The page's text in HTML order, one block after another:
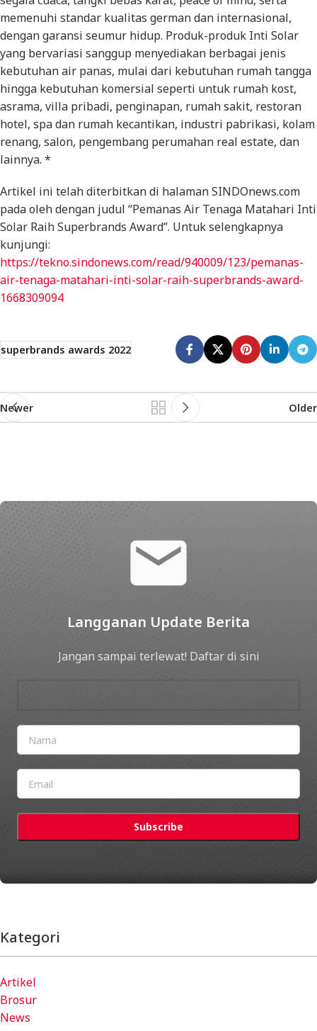
memenuhi standar kualitas german dan internasional,
dengan garansi seumur hidup. Produk-produk Inti Solar
yang bervariasi sanggup menyediakan berbagai jenis
kebutuhan air panas, mulai dari kebutuhan rumah tangga
hingga kebutuhan komersial seperti untuk rumah kost,
asrama, villa pribadi, penginapan, rumah sakit, restoran
hotel, spa dan rumah kecantikan, industri pabrikasi, kolam
renang, salon, pengembang perumahan real estate, dan
lainnya. *
Artikel ini telah diterbitkan di halaman SINDOnews.com
pada oleh dengan judul “Pemanas Air Tenaga Matahari Inti
Solar Raih Superbrands Award”. Untuk selengkapnya
kunjungi:
https://tekno.sindonews.com/read/940009/123/pemanas-
air-tenaga-matahari-inti-solar-raih-superbrands-award-
1668309094
superbrands awards 2022
Newer Older
Langganan Update Berita
Jangan sampai terlewat! Daftar di sini
Kategori
Artikel
Brosur
News